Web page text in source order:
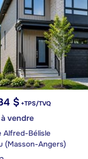
$ +TPS/TVQ
vendre
Alfred-Bélisle
(Masson-Angers)